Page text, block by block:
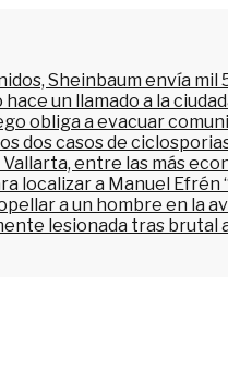
Sheinbaum envía mil
hace un llamado a la
obliga a evacuar
dos casos de
entre las más
localizar a Manuel Efrén
a un hombre en la
lesionada tras brutal